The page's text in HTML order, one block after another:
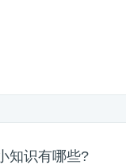
知识有哪些?